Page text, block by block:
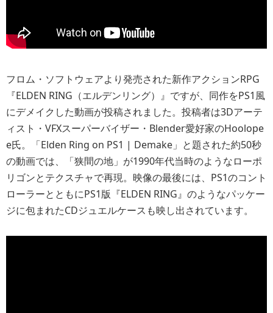
フロム・ソフトウェアより発売された新作アクションRPG
『ELDEN RING（エルデンリング）』ですが、同作をPS1風
にデメイクした動画が投稿されました。投稿者は3Dアーテ
ィスト・VFXスーパーバイザー・Blender愛好家のHoolope
e氏。「Elden Ring on PS1 | Demake」と題された約50秒
の動画では、「狭間の地」が1990年代当時のようなローポ
リゴンとテクスチャで再現。映像の最後には、PS1のコント
ローラーとともにPS1版『ELDEN RING』のようなパッケー
ジに包まれたCDジュエルケースも映し出されています。